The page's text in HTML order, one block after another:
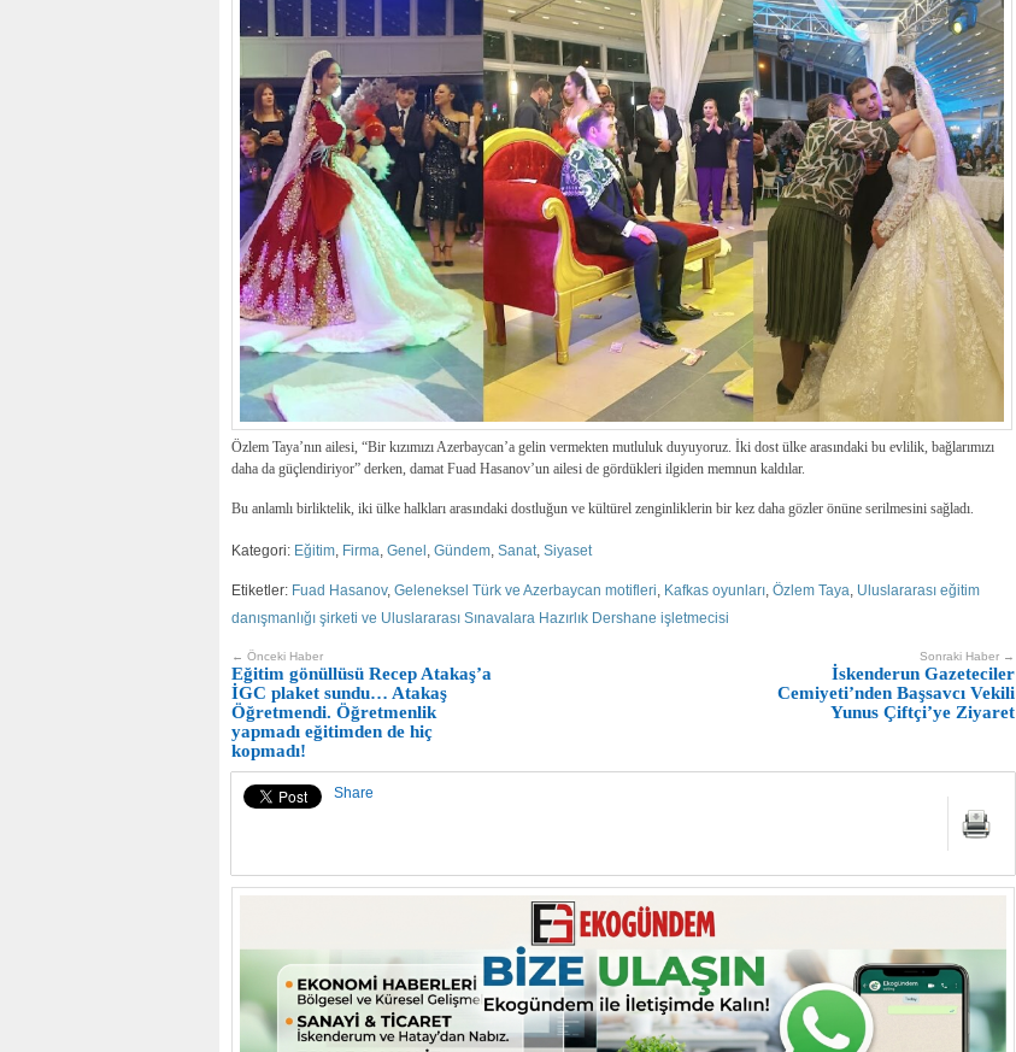
Özlem Taya’nın ailesi, “Bir kızımızı Azerbaycan’a gelin vermekten mutluluk duyuyoruz. İki dost ülke arasındaki bu evlilik, bağlarımızı
daha da güçlendiriyor” derken, damat Fuad Hasanov’un ailesi de gördükleri ilgiden memnun kaldılar.
Bu anlamlı birliktelik, iki ülke halkları arasındaki dostluğun ve kültürel zenginliklerin bir kez daha gözler önüne serilmesini sağladı.
Kategori: Eğitim Firma Genel Gündem Sanat Siyaset
Etiketler: Fuad Hasanov, Geleneksel Türk ve Azerbaycan motifleri Kafkas oyunları Özlem Taya Uluslararası eğitim
danışmanlığı şirketi ve Uluslararası Sınavalara Hazırlık Dershane işletmecisi
Sonraki Haber →
İskenderun Gazeteciler
Cemiyeti’nden Başsavcı Vekili
Yunus Çiftçi’ye Ziyaret
← Önceki Haber
Eğitim gönüllüsü Recep Atakaş’a
İGC plaket sundu… Atakaş
Öğretmendi. Öğretmenlik
yapmadı eğitimden de hiç
kopmadı!
Share